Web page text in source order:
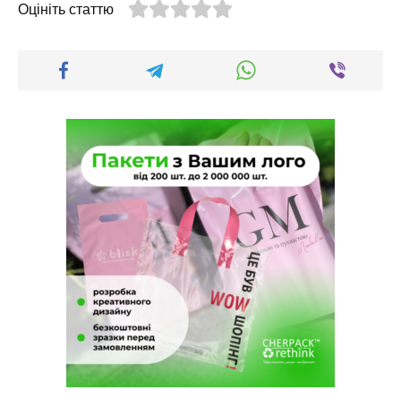
Оцініть статтю